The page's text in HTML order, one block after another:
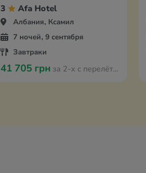
3 Afa Hotel
Албания, Ксамил
7 ночей, 9 сентября
Завтраки
41 705 грн за 2-х с перелётом из Вроцлава